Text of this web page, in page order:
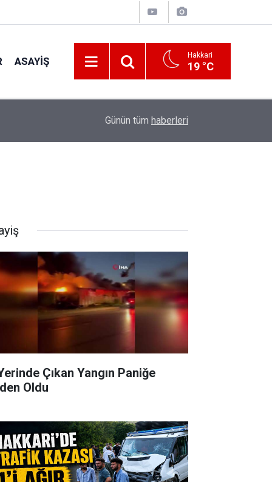
ASAYIŞ Hakkari
19 °C
İş Yerinde Çıkan Yangın Paniğe Neden Oldu
Günün tüm haberleri
Çıkan Yangın Paniğe
Oldu